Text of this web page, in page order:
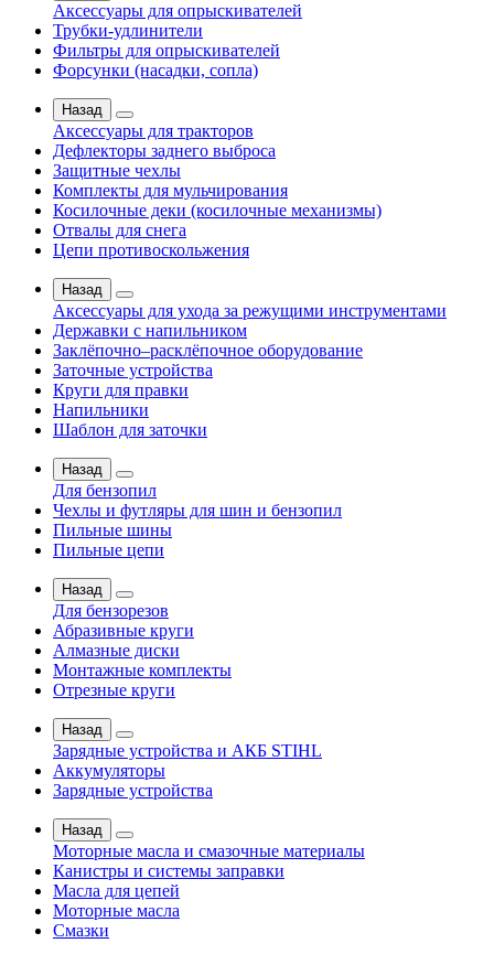
Аксессуары для опрыскивателей
Трубки-удлинители
Фильтры для опрыскивателей
Форсунки (насадки, сопла)
Назад
Аксессуары для тракторов
Дефлекторы заднего выброса
Защитные чехлы
Комплекты для мульчирования
Косилочные деки (косилочные механизмы)
Отвалы для снега
Цепи противоскольжения
Назад
Аксессуары для ухода за режущими инструментами
Державки с напильником
Заклёпочно–расклёпочное оборудование
Заточные устройства
Круги для правки
Напильники
Шаблон для заточки
Назад
Для бензопил
Чехлы и футляры для шин и бензопил
Пильные шины
Пильные цепи
Назад
Для бензорезов
Абразивные круги
Алмазные диски
Монтажные комплекты
Отрезные круги
Назад
Зарядные устройства и АКБ STIHL
Аккумуляторы
Зарядные устройства
Назад
Моторные масла и смазочные материалы
Канистры и системы заправки
Масла для цепей
Моторные масла
Смазки